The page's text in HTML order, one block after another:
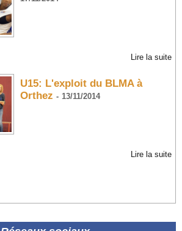
Lire la suite
U15: L'exploit du BLMA à
Orthez - 13/11/2014
Lire la suite